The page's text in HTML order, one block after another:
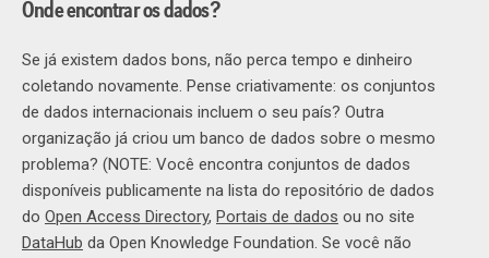
Onde encontrar os dados?
Se já existem dados bons, não perca tempo e dinheiro
coletando novamente. Pense criativamente: os conjuntos
de dados internacionais incluem o seu país? Outra
organização já criou um banco de dados sobre o mesmo
problema? (NOTE: Você encontra conjuntos de dados
disponíveis publicamente na lista do repositório de dados
do Open Access Directory, Portais de dados ou no site
DataHub da Open Knowledge Foundation. Se você não